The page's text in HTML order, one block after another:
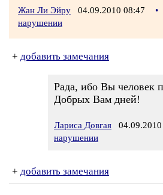
Жан Ли Эйру 04.09.2010 08:47 •
нарушении
+ добавить замечания
Рада, ибо Вы человек
Добрых Вам дней!
Лариса Довгая 04.09.2010
нарушении
+ добавить замечания